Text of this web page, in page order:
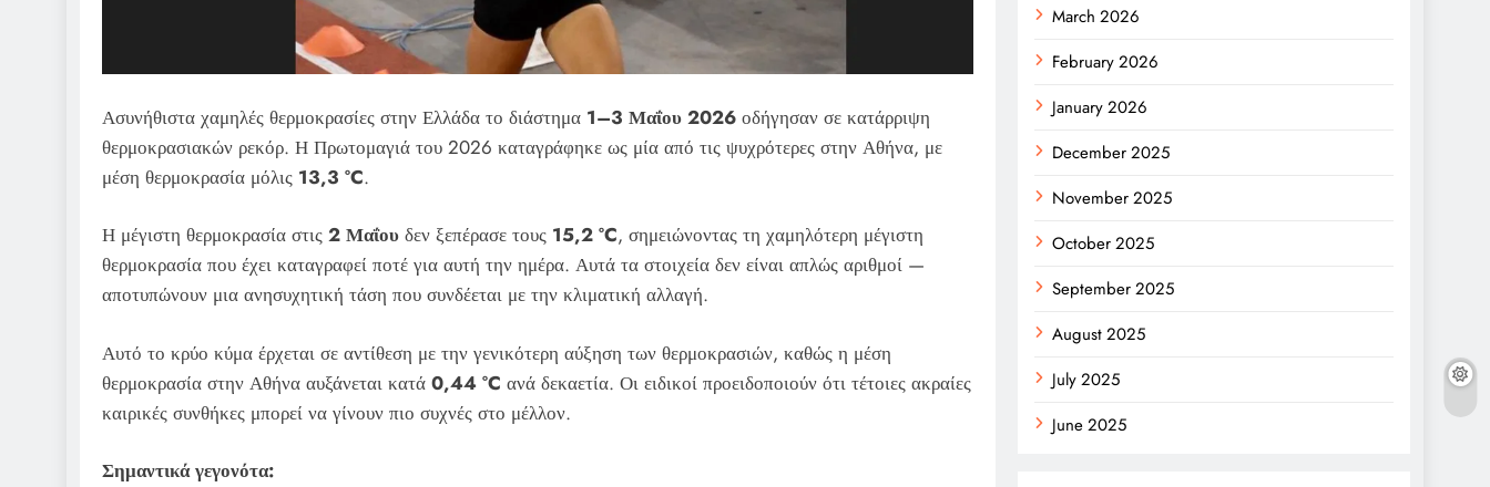
Ασυνήθιστα χαμηλές θερμοκρασίες στην Ελλάδα το διάστημα 1–3 Μαΐου 2026 οδήγησαν σε κατάρριψη
θερμοκρασιακών ρεκόρ. Η Πρωτομαγιά του 2026 καταγράφηκε ως μία από τις ψυχρότερες στην Αθήνα, με
μέση θερμοκρασία μόλις 13,3 °C.
Η μέγιστη θερμοκρασία στις 2 Μαΐου δεν ξεπέρασε τους 15,2 °C, σημειώνοντας τη χαμηλότερη μέγιστη
θερμοκρασία που έχει καταγραφεί ποτέ για αυτή την ημέρα. Αυτά τα στοιχεία δεν είναι απλώς αριθμοί —
αποτυπώνουν μια ανησυχητική τάση που συνδέεται με την κλιματική αλλαγή.
Αυτό το κρύο κύμα έρχεται σε αντίθεση με την γενικότερη αύξηση των θερμοκρασιών, καθώς η μέση
θερμοκρασία στην Αθήνα αυξάνεται κατά 0,44 °C ανά δεκαετία. Οι ειδικοί προειδοποιούν ότι τέτοιες ακραίες
καιρικές συνθήκες μπορεί να γίνουν πιο συχνές στο μέλλον.
Σημαντικά γεγονότα:
March 2026
February 2026
January 2026
December 2025
November 2025
October 2025
September 2025
August 2025
July 2025
June 2025